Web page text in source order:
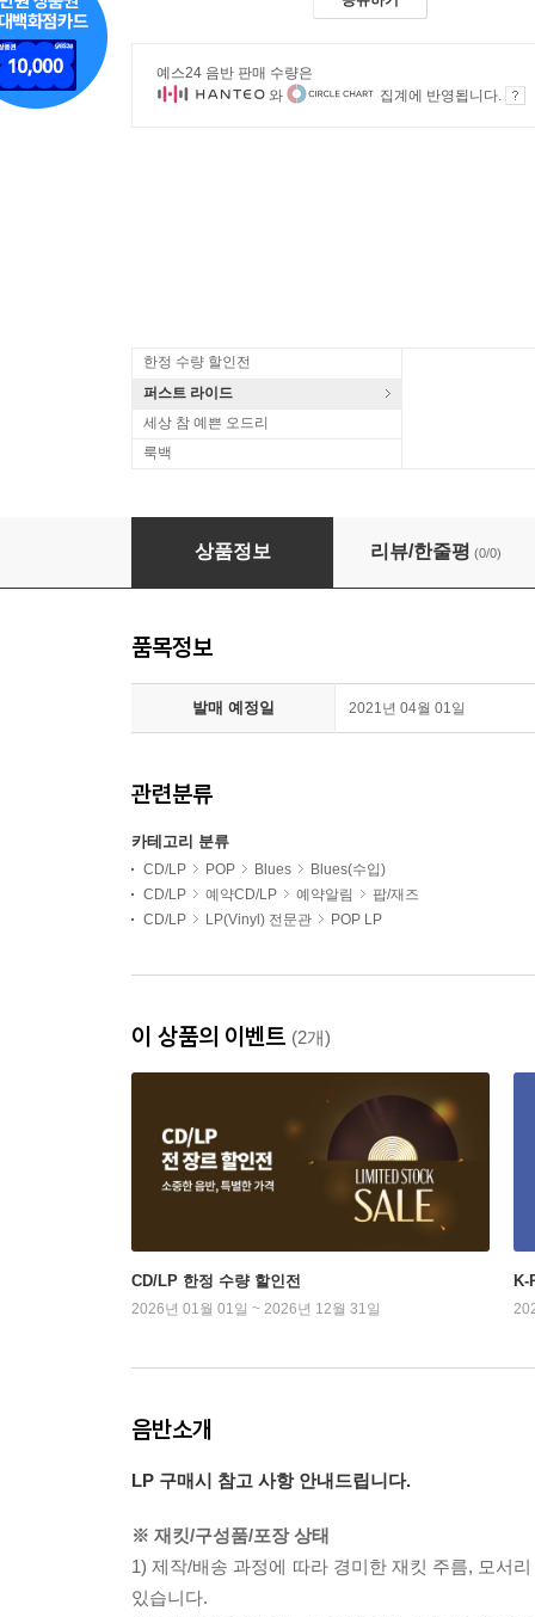
예스24 음반 판매 수량은
와
집계에 반영됩니다.
한정 수량 할인전
퍼스트 라이드
세상 참 예쁜 오드리
룩백
Bo Diddley (보 디들리) - Road Runner [LP]
상품정보 리뷰/한줄평 (0/0)
품목정보
발매 예정일 2021년 04월 01일
관련분류
카테고리 분류
CD/LP POP Blues
Blues(수입)
CD/LP
예약CD/LP 예약알림
팝/재즈
CD/LP
LP(Vinyl) 전문관 POP LP
이 상품의 이벤트 (2개)
CD/LP 한정 수량 할인전
2026년 01월 01일 ~ 2026년 12월 31일
K-
음반소개
LP 구매시 참고 사항 안내드립니다.
※ 재킷/구성품/포장 상태
1) 제작/배송 과정에 따라 경미한 재킷 주름, 모서
있습니다.